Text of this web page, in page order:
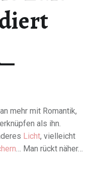
mehr mit Romantik,
als ihn.
Licht, vielleicht
… Man rückt näher…